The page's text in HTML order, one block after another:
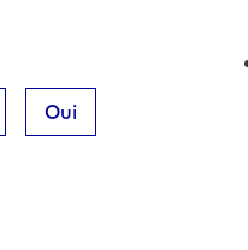
Oui